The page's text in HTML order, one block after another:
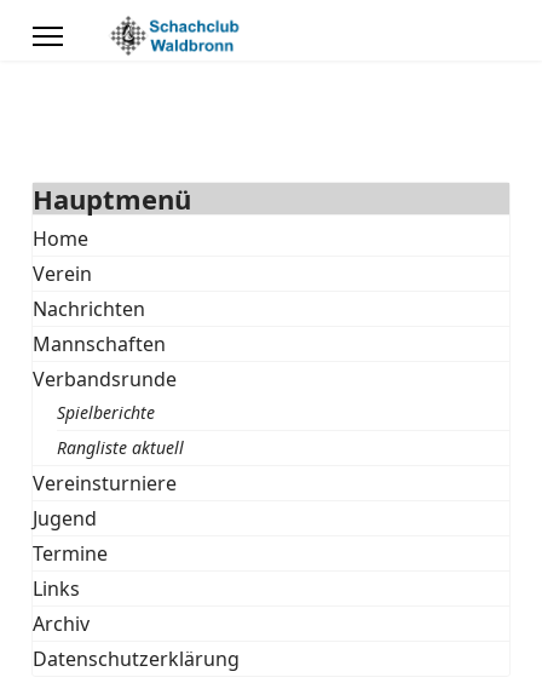
Hauptmenü
Home
Verein
Nachrichten
Mannschaften
Verbandsrunde
Spielberichte
Rangliste aktuell
Vereinsturniere
Jugend
Termine
Links
Archiv
Datenschutzerklärung